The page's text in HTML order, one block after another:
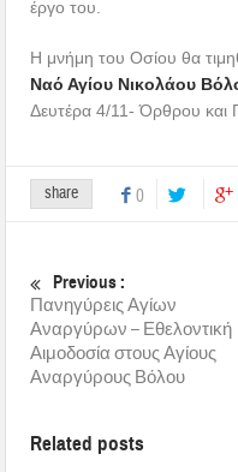
έργο του.
Η μνήμη του Οσίου θα
Ναό Αγίου Νικολάου
Δευτέρα 4/11- Όρθρου και
share 0
Previous :
Πανηγύρεις Αγίων
Αναργύρων – Εθελοντική
Αιμοδοσία στους Αγίους
Αναργύρους Βόλου
Related posts